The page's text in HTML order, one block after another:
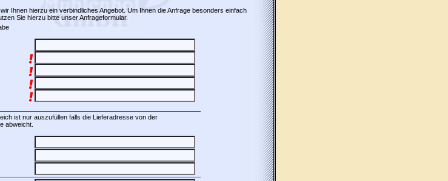
Ihnen hierzu ein verbindliches Angebot. Um Ihnen die Anfrage besonders einfach
Sie hierzu bitte unser Anfrageformular.
ist nur auszufüllen falls die Lieferadresse von der
abweicht.